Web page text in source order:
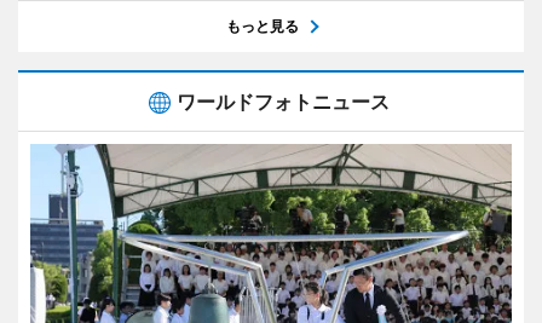
もっと見る
ワールドフォトニュース